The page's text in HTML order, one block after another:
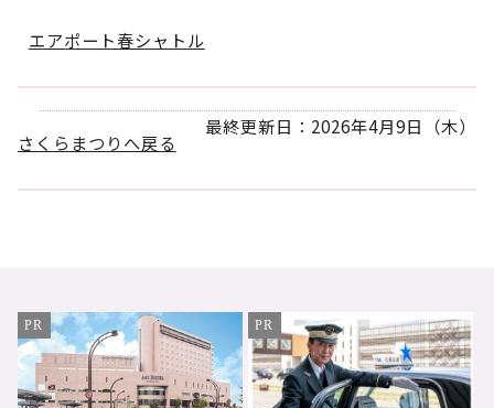
エアポート春シャトル
さくらまつりへ戻る
最終更新日：2026年4月9日（木）
PR PR